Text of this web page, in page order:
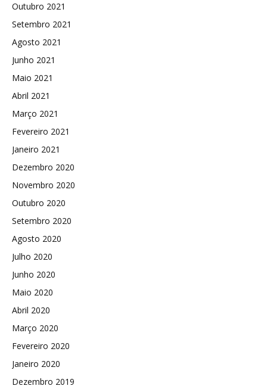
Outubro 2021
Setembro 2021
Agosto 2021
Junho 2021
Maio 2021
Abril 2021
Março 2021
Fevereiro 2021
Janeiro 2021
Dezembro 2020
Novembro 2020
Outubro 2020
Setembro 2020
Agosto 2020
Julho 2020
Junho 2020
Maio 2020
Abril 2020
Março 2020
Fevereiro 2020
Janeiro 2020
Dezembro 2019